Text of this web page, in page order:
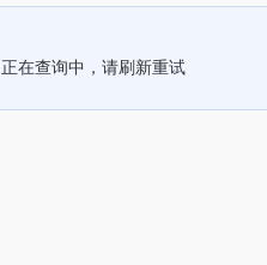
正在查询中，请刷新重试